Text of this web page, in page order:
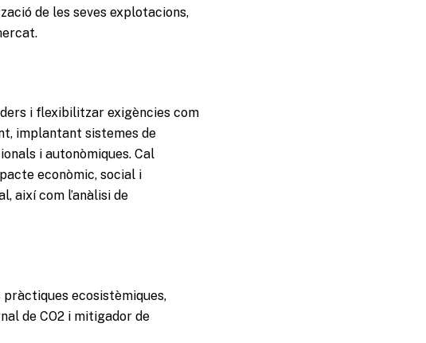
de les seves explotacions,
i flexibilitzar exigències com
implantant sistemes de
i autonòmiques. Cal
econòmic, social i
així com l’anàlisi de
ecosistèmiques,
de CO2 i mitigador de